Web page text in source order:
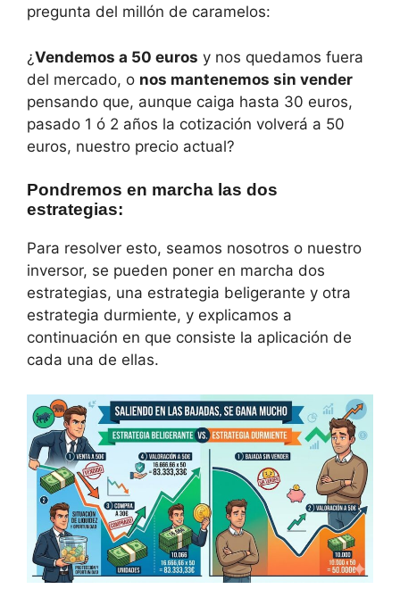
pregunta del millón de caramelos:
¿Vendemos a 50 euros y nos quedamos fuera
del mercado, o nos mantenemos sin vender
pensando que, aunque caiga hasta 30 euros,
pasado 1 ó 2 años la cotización volverá a 50
euros, nuestro precio actual?
Pondremos en marcha las dos
estrategias:
Para resolver esto, seamos nosotros o nuestro
inversor, se pueden poner en marcha dos
estrategias, una estrategia beligerante y otra
estrategia durmiente, y explicamos a
continuación en que consiste la aplicación de
cada una de ellas.